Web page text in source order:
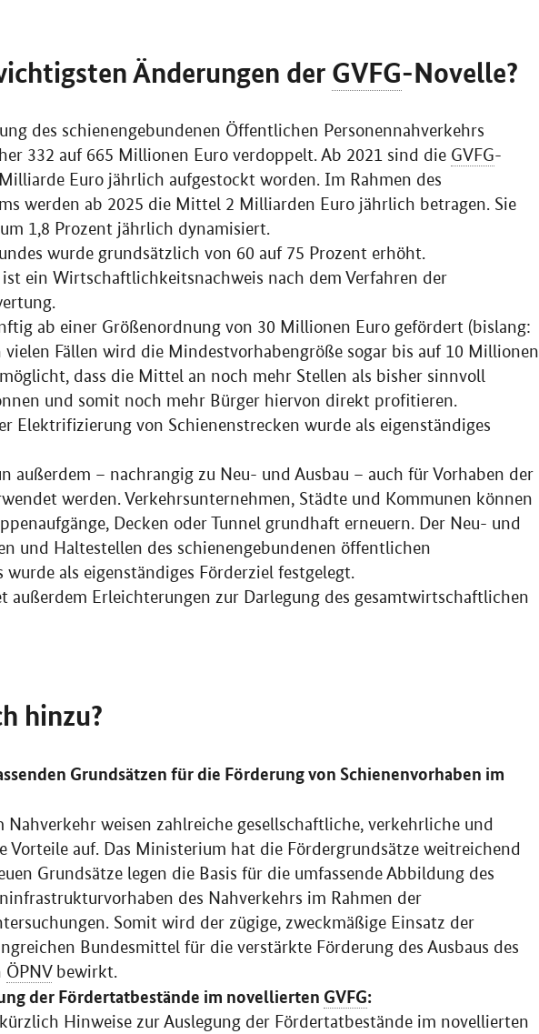
Änderungen der GVFG-Novelle?
des schienengebundenen Öffentlichen Personennahverkehrs
332 auf 665 Millionen Euro verdoppelt. Ab 2021 sind die GVFG-
Euro jährlich aufgestockt worden. Im Rahmen des
werden ab 2025 die Mittel 2 Milliarden Euro jährlich betragen. Sie
1,8 Prozent jährlich dynamisiert.
wurde grundsätzlich von 60 auf 75 Prozent erhöht.
ist ein Wirtschaftlichkeitsnachweis nach dem Verfahren der
ab einer Größenordnung von 30 Millionen Euro gefördert (bislang:
Fällen wird die Mindestvorhabengröße sogar bis auf 10 Millionen
dass die Mittel an noch mehr Stellen als bisher sinnvoll
und somit noch mehr Bürger hiervon direkt profitieren.
Elektrifizierung von Schienenstrecken wurde als eigenständiges
außerdem – nachrangig zu Neu- und Ausbau – auch für Vorhaben der
werden. Verkehrsunternehmen, Städte und Kommunen können
Decken oder Tunnel grundhaft erneuern. Der Neu- und
und Haltestellen des schienengebundenen öffentlichen
wurde als eigenständiges Förderziel festgelegt.
außerdem Erleichterungen zur Darlegung des gesamtwirtschaftlichen
hinzu?
Grundsätzen für die Förderung von Schienenvorhaben im
Nahverkehr weisen zahlreiche gesellschaftliche, verkehrliche und
Vorteile auf. Das Ministerium hat die Fördergrundsätze weitreichend
Grundsätze legen die Basis für die umfassende Abbildung des
des Nahverkehrs im Rahmen der
Somit wird der zügige, zweckmäßige Einsatz der
Bundesmittel für die verstärkte Förderung des Ausbaus des
ÖPNVbewirkt.
der Fördertatbestände im novellierten GVFG:
Hinweise zur Auslegung der Fördertatbestände im novellierten